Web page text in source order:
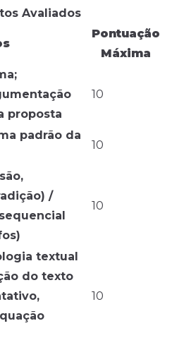
Avaliados
Pontuação
Máxima
proposta
10
padrão da
10
/
10
textual
do texto
10